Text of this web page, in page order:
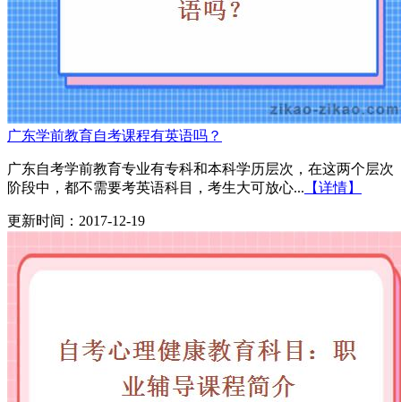
广东学前教育自考课程有英语吗？
广东自考学前教育专业有专科和本科学历层次，在这两个层次
阶段中，都不需要考英语科目，考生大可放心... 【详情】
更新时间：2017-12-19